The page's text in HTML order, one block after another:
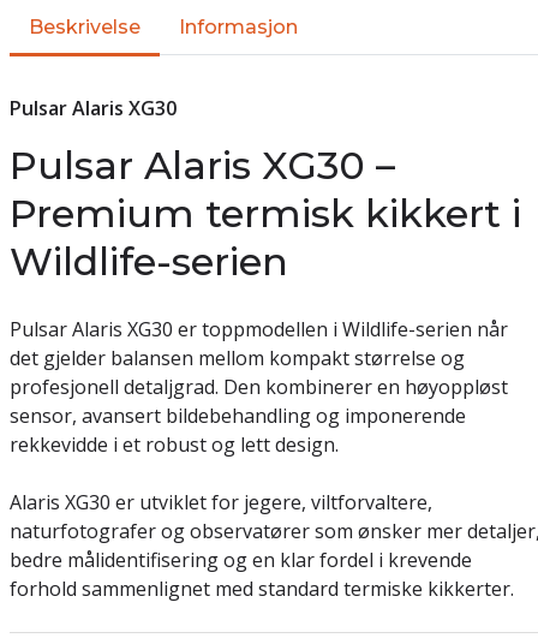
Beskrivelse Informasjon
Pulsar Alaris XG30
Pulsar Alaris XG30 –
Premium termisk kikkert i
Wildlife-serien
Pulsar Alaris XG30 er toppmodellen i Wildlife-serien når
det gjelder balansen mellom kompakt størrelse og
profesjonell detaljgrad. Den kombinerer en høyoppløst
sensor, avansert bildebehandling og imponerende
rekkevidde i et robust og lett design.
Alaris XG30 er utviklet for jegere, viltforvaltere,
naturfotografer og observatører som ønsker mer
bedre målidentifisering og en klar fordel i krevende
forhold sammenlignet med standard termiske kikkerter.